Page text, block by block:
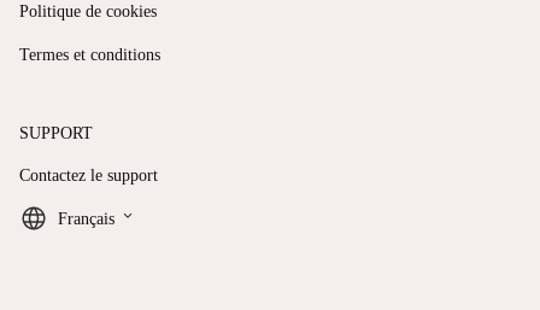
Politique de cookies
Termes et conditions
SUPPORT
Contactez le support
Français keyboard_arrow_down